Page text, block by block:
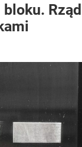
Rząd